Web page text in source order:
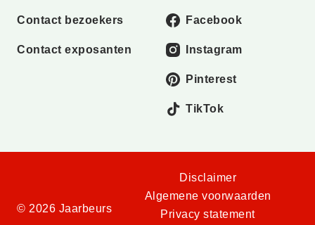
Contact bezoekers
Contact exposanten
Facebook
Instagram
Pinterest
TikTok
© 2026 Jaarbeurs
Disclaimer
Algemene voorwaarden
Privacy statement